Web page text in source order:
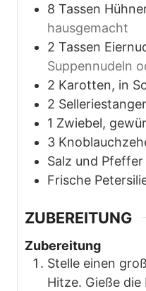
8 Tassen
hausgemacht
2 Tassen
Suppennudeln
2 Karotten, in
2
1 Zwiebel,
3
Salz und
Frische
ZUBEREITUNG
Zubereitung
Stelle einen
Hitze. Gieße